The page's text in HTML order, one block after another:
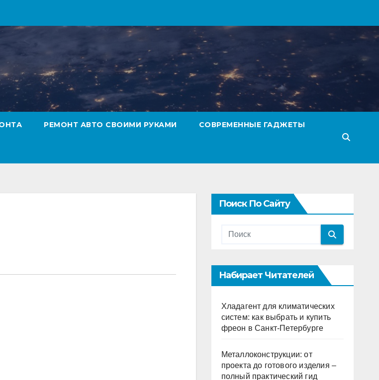
РЕМОНТ АВТО СВОИМИ РУКАМИ СОВРЕМЕННЫЕ ГАДЖЕТЫ
Поиск По Сайту
Набирает Читателей
Хладагент для климатических
систем: как выбрать и купить
фреон в Санкт-Петербурге
Металлоконструкции: от
проекта до готового изделия –
полный практический гид